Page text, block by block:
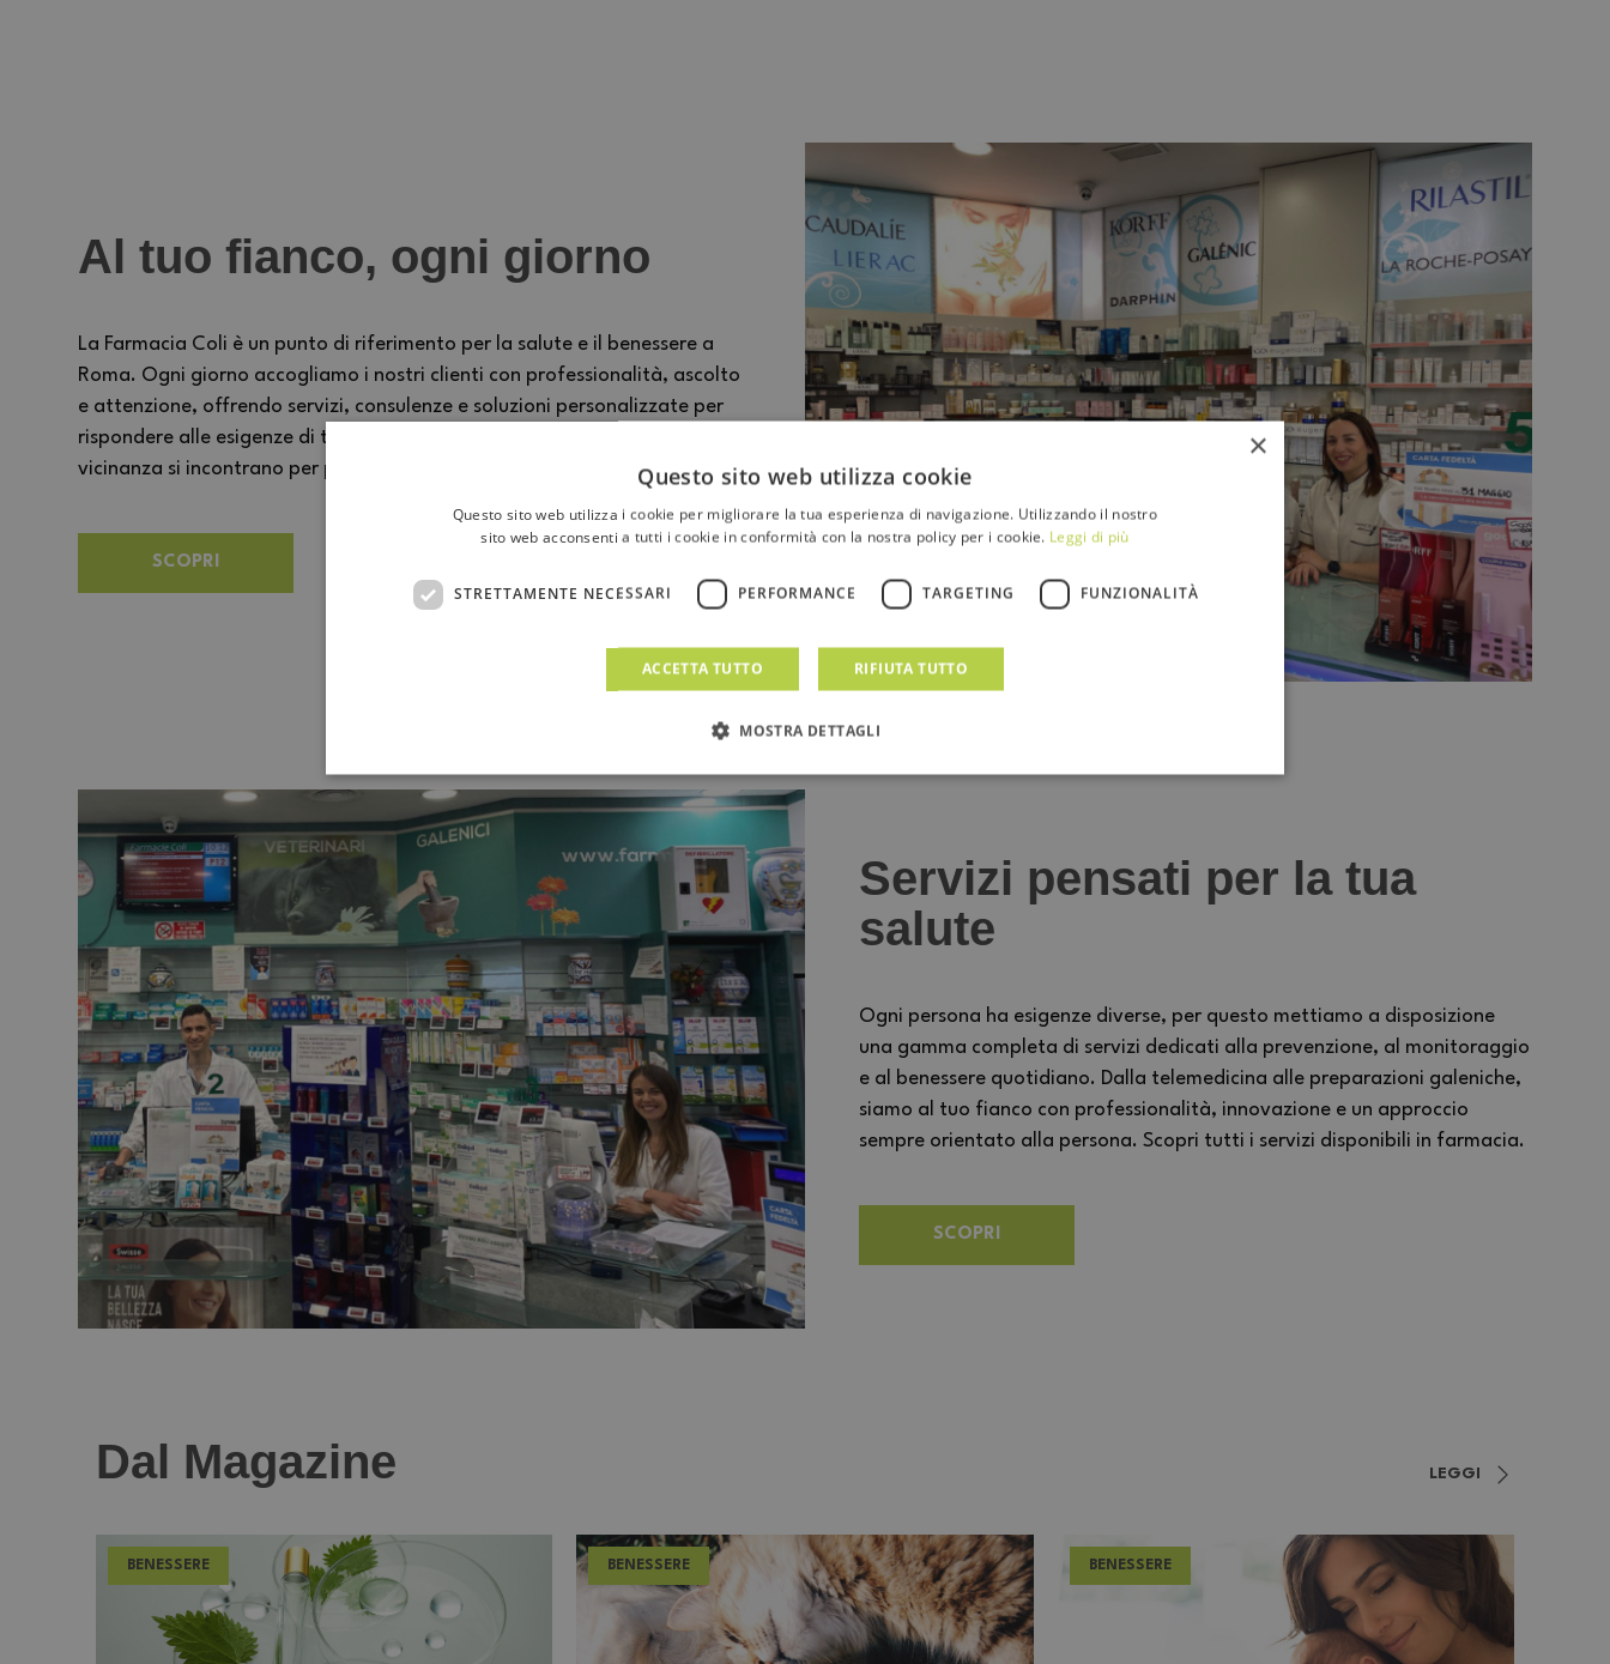
Al tuo fianco, ogni giorno
La Farmacia Coli è un punto di riferimento per la salute e il benessere a
Roma. Ogni giorno accogliamo i nostri clienti con professionalità, ascolto
e attenzione, offrendo servizi, consulenze e soluzioni personalizzate per
rispondere alle esigenze di tutta la famiglia. Un luogo dove competenza e
vicinanza si incontrano per prendersi cura delle persone.
SCOPRI
Servizi pensati per la tua
salute
Ogni persona ha esigenze diverse, per questo mettiamo a disposizione
una gamma completa di servizi dedicati alla prevenzione, al monitoraggio
e al benessere quotidiano. Dalla telemedicina alle preparazioni galeniche,
siamo al tuo fianco con professionalità, innovazione e un approccio
sempre orientato alla persona. Scopri tutti i servizi disponibili in farmacia.
SCOPRI
Dal Magazine LEGGI
BENESSERE BENESSERE BENESSERE
×
Questo sito web utilizza cookie
Questo sito web utilizza i cookie per migliorare la tua esperienza di navigazione. Utilizzando il nostro
sito web acconsenti a tutti i cookie in conformità con la nostra policy per i cookie. Leggi di più
STRETTAMENTE NECESSARI PERFORMANCE TARGETING FUNZIONALITÀ
ACCETTA TUTTO RIFIUTA TUTTO
MOSTRA DETTAGLI